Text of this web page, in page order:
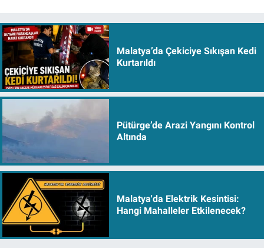
Malatya’da Çekiciye Sıkışan Kedi
Kurtarıldı
Pütürge’de Arazi Yangını Kontrol
Altında
Malatya'da Elektrik Kesintisi:
Hangi Mahalleler Etkilenecek?